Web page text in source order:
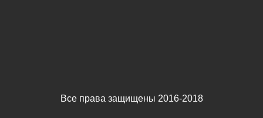
Все права защищены 2016-2018